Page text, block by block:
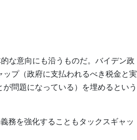
な意向にも沿うものだ。バイデン政
プ（政府に支払われるべき税金と実
問題になっている）を埋めるという
務を強化することもタックスギャッ